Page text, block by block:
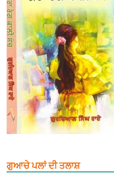
ਗੁਆਚੇ ਪਲਾਂ ਦੀ ਤਲਾਸ਼